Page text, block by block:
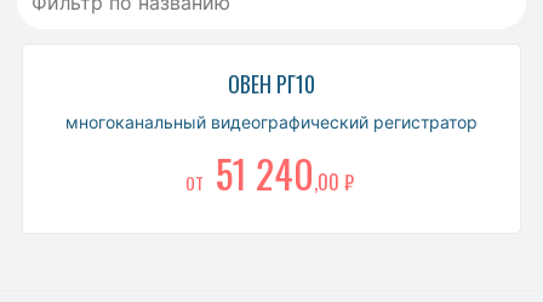
ОВЕН РГ10
многоканальный видеографический регистратор
ОТ 51 240,00 ₽